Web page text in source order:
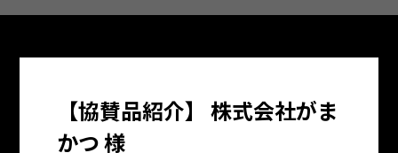
【協賛品紹介】 株式会社がま
かつ 様